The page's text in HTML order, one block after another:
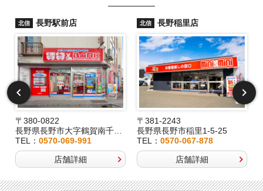
北信 長野駅前店
〒380-0822
長野県長野市大字鶴賀南千歳町826
TEL： 0570-069-991
店舗詳細
北信 長野稲里店
〒381-2243
長野県長野市稲里1-5-25
TEL：0570-067-878
店舗詳細